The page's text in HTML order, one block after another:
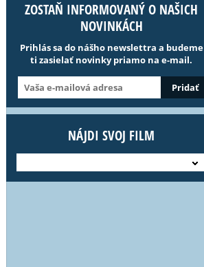
ZOSTAŇ INFORMOVANÝ O NAŠICH
NOVINKÁCH
Prihlás sa do nášho newslettra a budeme
ti zasielať novinky priamo na e-mail.
NÁJDI SVOJ FILM